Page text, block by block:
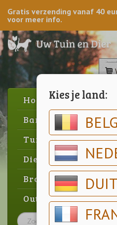
Kies je land:
Gratis verzending vanaf 40
voor meer info.
Home
Barbecue
Tuin
Dier
Brood & gebak
Outlet